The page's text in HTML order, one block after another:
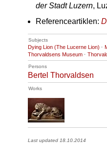
der Stadt Luzern,
Referenceartiklen:
Subjects
Dying Lion (The Lucerne Lion) ·
Thorvaldsens Museum ·
Persons
Bertel Thorvaldsen
Works
Last updated 18.10.2014